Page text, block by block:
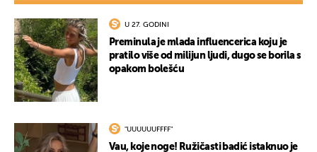
U 27. GODINI
Preminula je mlada influencerica koju je
pratilo više od milijun ljudi, dugo se borila s
opakom bolešću
"UUUUUUFFFF"
Vau, koje noge! Ružičasti badić istaknuo je